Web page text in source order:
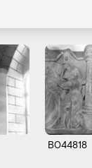
B044818